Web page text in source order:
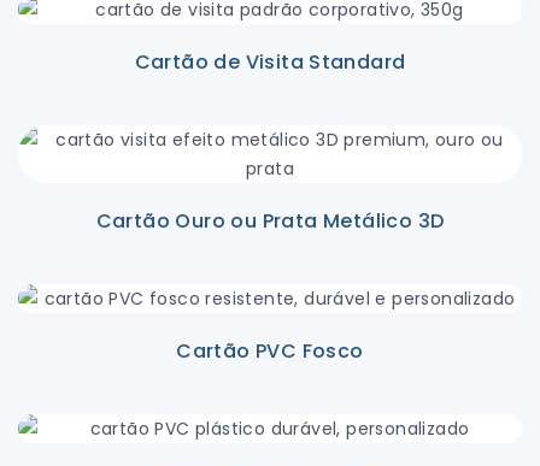
Cartão de Visita Standard
Cartão Ouro ou Prata Metálico 3D
Cartão PVC Fosco